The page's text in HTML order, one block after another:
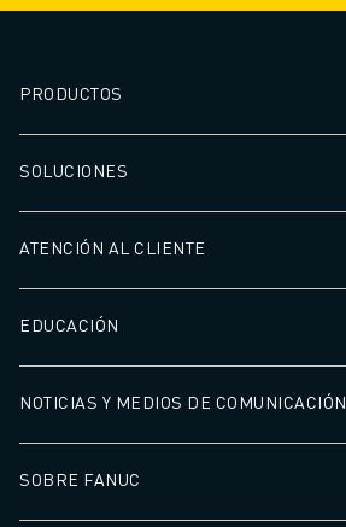
operación de fabricación.
PRODUCTOS
SOLUCIONES
ATENCIÓN AL CLIENTE
EDUCACIÓN
NOTICIAS Y MEDIOS DE COMUNICACIÓN
SOBRE FANUC